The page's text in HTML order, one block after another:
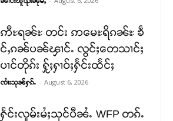
ဢီႊရၼ်ႊ တင်း ဢမေႊရိၵၼ်ႊ ၶဵ
င်ႇၵၼ်ပၼ်ၾၢင်ႉ လွင်ႈတေသၢင်ႈ
ပၢင်တိုၵ်း ႁႂ်ႈႁၢဝ်ႈႁႅင်းထႅင်ႈ
ၸၢႆးသုၼ်ႁၵ်ႉ - August 6, 2026
ႁႅင်းလူမ်းမႆႈသုင်ပီၼႆႉ WFP တၵ်ႉ